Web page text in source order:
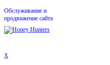
Обслуживание и
продвижение сайта
x